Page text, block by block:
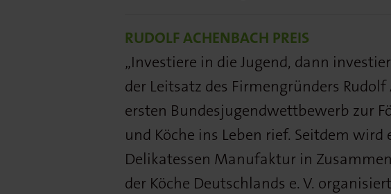
RUDOLF ACHENBACH PREIS
„Investiere in die Jugend, dann
der Leitsatz des Firmengründers
ersten Bundesjugendwettbewerb zur
und Köche ins Leben rief. Seitdem wird
Delikatessen Manufaktur in
der Köche Deutschlands e. V.